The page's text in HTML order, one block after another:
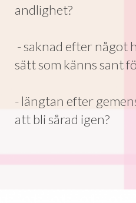
andlighet?
- saknad efter något
sätt som känns sant
- längtan efter
att bli sårad igen?